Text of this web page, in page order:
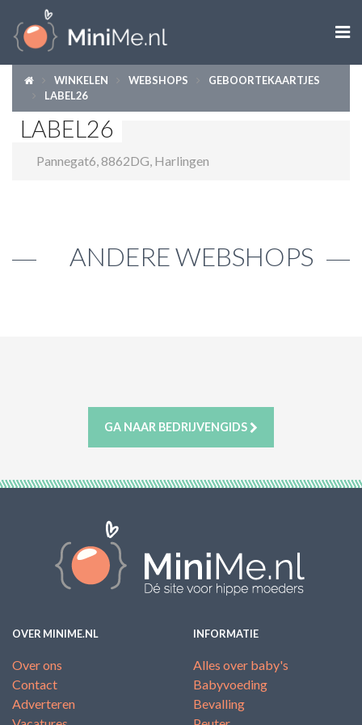

ZWANGER WORDEN
ZWANGER
BABY
WINKELEN WEBSHOPS
GEBOORTEKAARTJES
LABEL26
LABEL26
Pannegat6,8862DG, Harlingen
ANDERE WEBSHOPS
GA NAAR BEDRIJVENGIDS
OVER MINIME.NL
Over ons
Contact
Adverteren
INFORMATIE
Alles over baby's
Babyvoeding
Bevalling